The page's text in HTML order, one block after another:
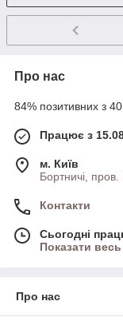
Про нас
84% позитивних з 40
Працює з
м. Київ
Бортничі,
Контакти
Сьогодні
Показати
Про нас